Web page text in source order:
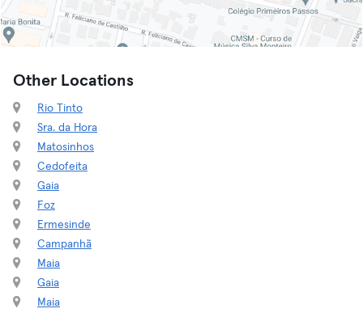
Other Locations
Rio Tinto
Sra. da Hora
Matosinhos
Cedofeita
Gaia
Foz
Ermesinde
Campanhã
Maia
Gaia
Maia